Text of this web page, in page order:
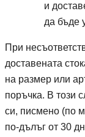
и
да бъде
При
доставената
на размер или
поръчка. В този
си, писмено (по
по-дълъг от 30